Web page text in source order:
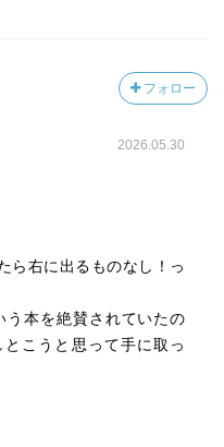
フォロー
2026.05.30
ら右に出るものなし！っ
う本を絶賛されていたの
こうと思って手に取っ